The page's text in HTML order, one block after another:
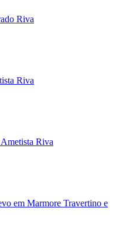
Riva
Riva
Riva
em Marmore Travertino e